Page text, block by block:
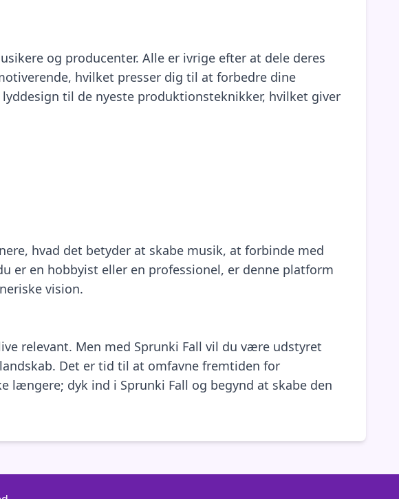
og producenter. Alle er ivrige efter at dele deres
hvilket presser dig til at forbedre dine
til de nyeste produktionsteknikker, hvilket giver
hvad det betyder at skabe musik, at forbinde med
er en hobbyist eller en professionel, er denne platform
vision.
relevant. Men med Sprunki Fall vil du være udstyret
Det er tid til at omfavne fremtiden for
dyk ind i Sprunki Fall og begynd at skabe den